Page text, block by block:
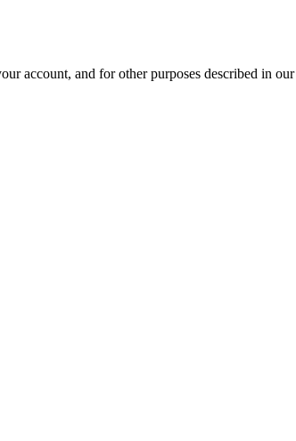
account, and for other purposes described in our